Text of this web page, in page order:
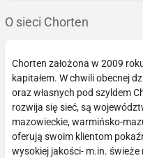
O sieci Chorten
Chorten założona w 2009
kapitałem. W chwili obecnej
oraz własnych pod szyldem
rozwija się sieć, są
mazowieckie, warmińsko-
oferują swoim klientom
wysokiej jakości- m.in.